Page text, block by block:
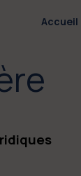
Accueil